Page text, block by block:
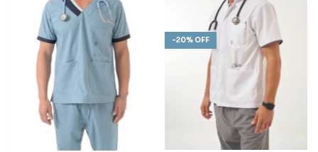
-20% OFF